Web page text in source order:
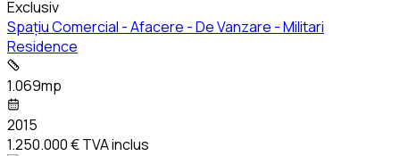
Exclusiv
Spațiu Comercial - Afacere - De Vanzare - Militari
Residence
1.069mp
2015
1.250.000 €TVA inclus